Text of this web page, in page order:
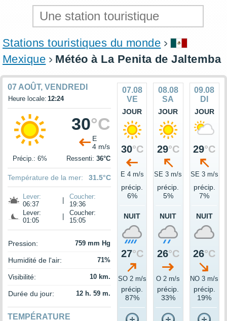
Stations touristiques du monde
Mexique
Météo à La Penita de Jaltemba
07 AOÛT, VENDREDI
Heure locale: 12:24
30°C
E
4 m/s
Précip.: 6% Ressenti: 36°C
Température de la mer: 31.5°C
Lever:
06:37
Coucher:
19:36
Lever:
01:05
Coucher:
15:05
Pression: 759 mm Hg
Humidité de l'air: 71%
Visibilité: 10 km.
Durée du jour: 12 h. 59 m.
TEMPÉRATURE
07.08
VE
JOUR
30°C
E 4 m/s
précip.
6%
NUIT
27°C
SO 2 m/s
précip.
87%
08.08
SA
JOUR
29°C
SE 3 m/s
précip.
5%
NUIT
26°C
O 2 m/s
précip.
33%
09.08
DI
JOUR
29°C
SE 3 m/s
précip.
7%
NUIT
26°C
NO 3 m/s
précip.
19%